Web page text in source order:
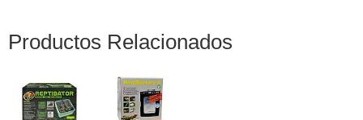
Productos Relacionados